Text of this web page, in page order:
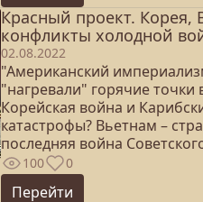
Красный проект. Корея,
конфликты холодной
02.08.2022
"Американский
"нагревали" горячие
Корейская война и
катастрофы? Вьетнам –
последняя война
100 0
Перейти